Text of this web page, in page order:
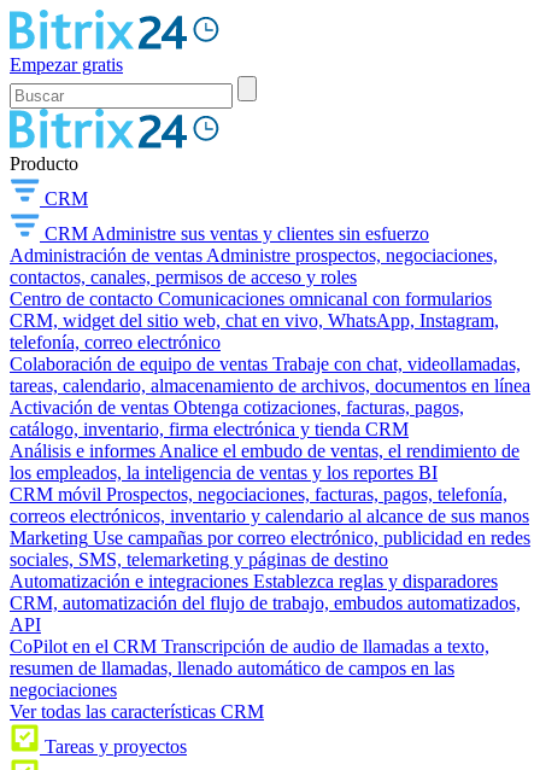
Empezar gratis
Producto
CRM
CRM Administre sus ventas y clientes sin esfuerzo
Administración de ventas Administre prospectos, negociaciones,
contactos, canales, permisos de acceso y roles
Centro de contacto Comunicaciones omnicanal con formularios
CRM, widget del sitio web, chat en vivo, WhatsApp, Instagram,
telefonía, correo electrónico
Colaboración de equipo de ventas Trabaje con chat, videollamadas,
tareas, calendario, almacenamiento de archivos, documentos en línea
Activación de ventas Obtenga cotizaciones, facturas, pagos,
catálogo, inventario, firma electrónica y tienda CRM
Análisis e informes Analice el embudo de ventas, el rendimiento de
los empleados, la inteligencia de ventas y los reportes BI
CRM móvil Prospectos, negociaciones, facturas, pagos, telefonía,
correos electrónicos, inventario y calendario al alcance de sus manos
Marketing Use campañas por correo electrónico, publicidad en redes
sociales, SMS, telemarketing y páginas de destino
Automatización e integraciones Establezca reglas y disparadores
CRM, automatización del flujo de trabajo, embudos automatizados,
API
CoPilot en el CRM Transcripción de audio de llamadas a texto,
resumen de llamadas, llenado automático de campos en las
negociaciones
Ver todas las características CRM
Tareas y proyectos